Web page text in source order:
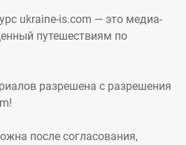
ukraine-is.com — это медиа-
путешествиям по
разрешена с разрешения
после согласования,